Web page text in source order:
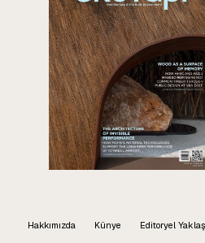
Hakkımızda Künye Editoryel